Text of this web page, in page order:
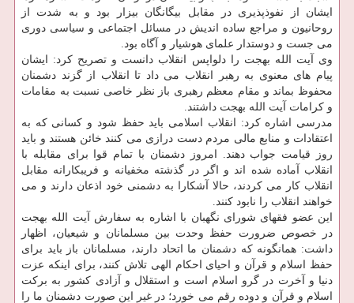
ایشان از نفوذپذیری در مقابل بیگانگان بیزار بود و به شدت از
روحانیون و مراجع ساده اندیش در مسائل اجتماعی و سیاسی دوری
می جست و دوستدار علمای هوشیار و آگاه بود.
وی آیت الله بهجت را دلواپس انقلاب دانست و تصریح كرد: ایشان
پیام های معنوی به رهبر انقلاب می داد تا انقلاب از گزند دشمنان
محفوظ بماند و مقام معظم رهبری باز نظر خاصی نسبت به مقامات
و كرامات آیت الله بهجت داشتند.
مدرسی اشاره كرد: انقلاب اسلامی باید حفظ شود و كسانی كه به
اعتقادات و منابع مالی مردم دست درازی می كنند خائن هستند و باید
روز قیامت جواب دهند. امروز دشمنان با تمام قوا برای مقابله با
انقلاب آماده شده اند و اگر در گذشته مخفیانه و فریبكارانه مقابل
انقلاب كار می كردند، حالا آشكارا به دشمنی خود اذعان دارند و می
خواهند انقلاب را نابود كنند.
این عضو فقهای شورای نگهبان با اشاره به سفارش آیت الله بهجت
در خصوص ضرورت حفظ وحدت بین مسلمانان و شیعیان، اظهار
داشت: همانگونه كه دشمنان ما اتحاد دارند، مسلمانان باز باید برای
حفظ اسلام و قرآن و احیای احكام الهی تلاش كنند، برای اینكه عزت
دنیا و آخرت در گرو اسلام است و استقلال و آزادی كشور به بركت
اسلام و قرآن و دوده رقم می خورد؛ در غیر این صورت دشمنان ما را